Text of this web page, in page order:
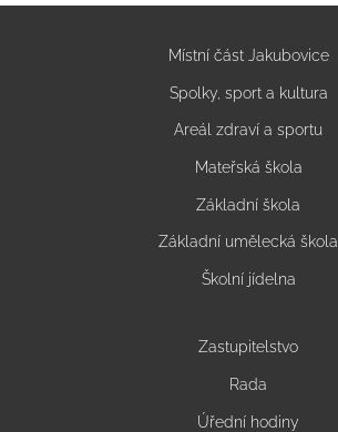
Místní část Jakubovice
Spolky, sport a kultura
Areál zdraví a sportu
Mateřská škola
Základní škola
Základní umělecká škola
Školní jídelna
Zastupitelstvo
Rada
Úřední hodiny